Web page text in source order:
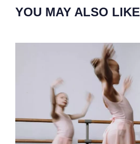
YOU MAY ALSO LIKE